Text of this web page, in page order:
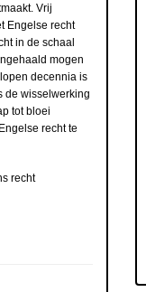
Vrij
Engelse recht
in de schaal
mogen
decennia is
de wisselwerking
tot bloei
recht te
recht